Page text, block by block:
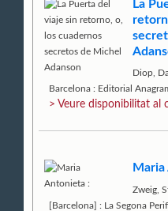
La
Diop,
Barcelona : Editorial
> Veure disponibilitat al
Zweig,
[Barcelona] : La Segona